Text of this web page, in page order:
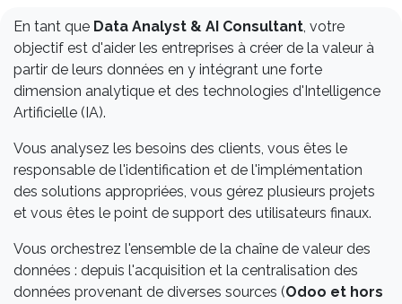
En tant que Data Analyst & AI Consultant, votre
objectif est d'aider les entreprises à créer de la valeur à
partir de leurs données en y intégrant une forte
dimension analytique et des technologies d'Intelligence
Artificielle (IA).
Vous analysez les besoins des clients, vous êtes le
responsable de l'identification et de l'implémentation
des solutions appropriées, vous gérez plusieurs projets
et vous êtes le point de support des utilisateurs finaux.
Vous orchestrez l'ensemble de la chaîne de valeur des
données : depuis l'acquisition et la centralisation des
données provenant de diverses sources (Odoo et hors